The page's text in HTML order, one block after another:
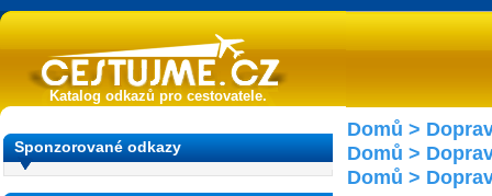
Katalog odkazů pro cestovatele.
Sponzorované odkazy
Domů >
Domů >
Domů >